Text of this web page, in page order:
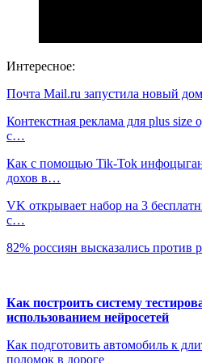
Интересное:
Почта Mail.ru запустила новый
Контекстная реклама для plus size
с…
Как с помощью Tik-Tok
дохов в…
VK открывает набор на 3
с…
82% россиян высказались против
Как построить систему
использованием нейросетей
Как подготовить автомобиль к
поломок в дороге